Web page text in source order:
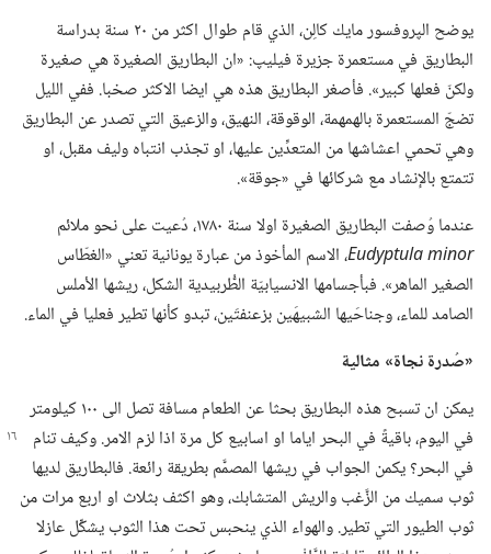
يوضح الپروفسور مايك كالِن،‏ الذي قام طوال اكثر من ٢٠ سنة بدراسة
البطاريق في مستعمرة جزيرة فيليپ:‏ «ان البطاريق الصغيرة هي صغيرة
ولكنّ فعلها كبير».‏ فأصغر البطاريق هذه هي ايضا الاكثر صخبا.‏ ففي الليل
تضجّ المستعمرة بالهمهمة،‏ الوقوقة،‏ النهيق،‏ والزعيق التي تصدر عن البطاريق
وهي تحمي اعشاشها من المتعدِّين عليها،‏ او تجذب انتباه وليف مقبل،‏ او
تتمتع بالإنشاد مع شركائها في «جوقة».‏
عندما وُصفت البطاريق الصغيرة اولا سنة ١٧٨٠،‏ دُعيت على نحو ملائم
Eudyptula minor‏،‏ الاسم المأخوذ من عبارة يونانية تعني «الغطّاس
الصغير الماهر».‏ فبأجسامها الانسيابيّة الطُّربيدية الشكل،‏ ريشها الأملس
الصامد للماء،‏ وجناحَيها الشبيهَين بزعنفتَين،‏ تبدو كأنها تطير فعليا في الماء.‏
‏«صُدرة نجاة» مثالية
يمكن ان تسبح هذه البطاريق بحثا عن الطعام مسافة تصل الى ١٠٠ كيلومتر
في اليوم،‏ باقيةً في البحر اياما او اسابيع كل مرة اذا لزم الامر.‏ وكيف تنام
في البحر؟‏ يكمن الجواب في ريشها المصمَّم بطريقة رائعة.‏ فالبطاريق لديها
ثوب سميك من الزَّغب والريش المتشابك،‏ وهو اكثف بثلاث او اربع مرات من
ثوب الطيور التي تطير.‏ والهواء الذي ينحبس تحت هذا الثوب يشكِّل عازلا